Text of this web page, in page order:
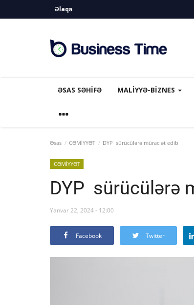
Əlaqə
ƏSAS SƏHIFƏ MALİYYƏ-BİZNES
Əsas CƏMİYYƏT DYP sürücülərə müraciət edib
CƏMİYYƏT
DYP sürücülərə
Yanvar 22, 2024 - 12:00
Facebook Twitter